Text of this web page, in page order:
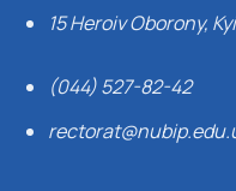
15 Heroiv Oborony,
(044) 527-82-42